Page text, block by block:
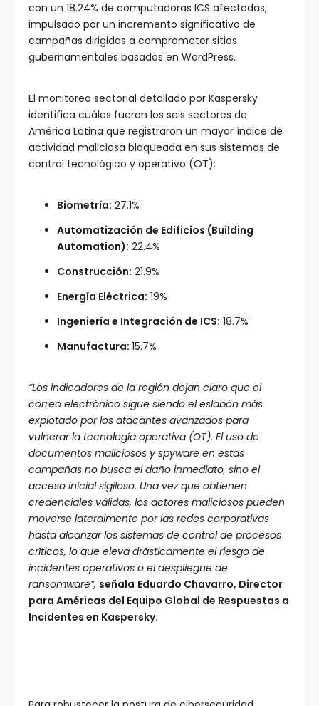
con un 18.24% de computadoras ICS afectadas,
impulsado por un incremento significativo de
campañas dirigidas a comprometer sitios
gubernamentales basados en WordPress.
El monitoreo sectorial detallado por Kaspersky
identifica cuáles fueron los seis sectores de
América Latina que registraron un mayor índice de
actividad maliciosa bloqueada en sus sistemas de
control tecnológico y operativo (OT):
Biometría: 27.1%
Automatización de Edificios (Building
Automation): 22.4%
Construcción: 21.9%
Energía Eléctrica: 19%
Ingeniería e Integración de ICS: 18.7%
Manufactura: 15.7%
“Los indicadores de la región dejan claro que el
correo electrónico sigue siendo el eslabón más
explotado por los atacantes avanzados para
vulnerar la tecnología operativa (OT). El uso de
documentos maliciosos y spyware en estas
campañas no busca el daño inmediato, sino el
acceso inicial sigiloso. Una vez que obtienen
credenciales válidas, los actores maliciosos pueden
moverse lateralmente por las redes corporativas
hasta alcanzar los sistemas de control de procesos
críticos, lo que eleva drásticamente el riesgo de
incidentes operativos o el despliegue de
ransomware”, señala Eduardo Chavarro, Director
para Américas del Equipo Global de Respuestas a
Incidentes en Kaspersky.